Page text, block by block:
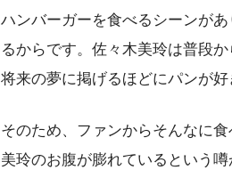
ハンバーガーを食べるシーンが
るからです。佐々木美玲は普段
将来の夢に掲げるほどにパンが好
そのため、ファンからそんなに
美玲のお腹が膨れているという